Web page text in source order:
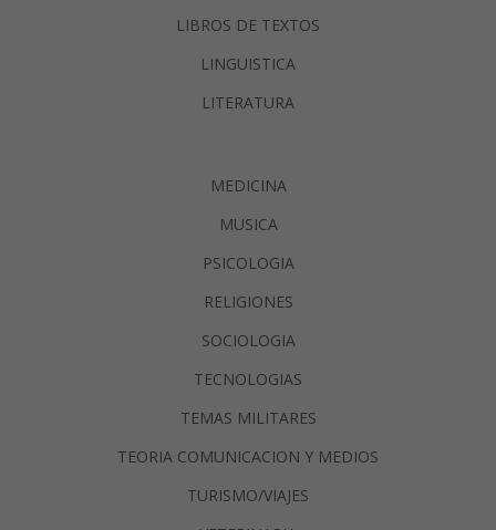
LIBROS DE TEXTOS
LINGUISTICA
LITERATURA
MEDICINA
MUSICA
PSICOLOGIA
RELIGIONES
SOCIOLOGIA
TECNOLOGIAS
TEMAS MILITARES
TEORIA COMUNICACION Y MEDIOS
TURISMO/VIAJES